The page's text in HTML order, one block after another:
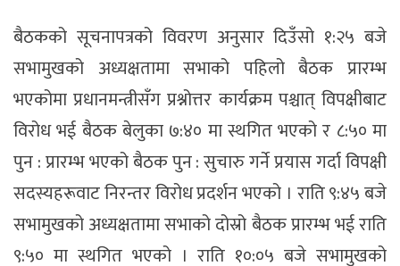
बैठकको सूचनापत्रको विवरण अनुसार दिउँसो १:२५ बजे
सभामुखको अध्यक्षतामा सभाको पहिलो बैठक प्रारम्भ
भएकोमा प्रधानमन्त्रीसँग प्रश्नोत्तर कार्यक्रम पश्चात् विपक्षीबाट
विरोध भई बैठक बेलुका ७:४० मा स्थगित भएको र ८:५० मा
पुन : प्रारम्भ भएको बैठक पुन : सुचारु गर्ने प्रयास गर्दा विपक्षी
सदस्यहरूवाट निरन्तर विरोध प्रदर्शन भएको । राति ९:४५ बजे
सभामुखको अध्यक्षतामा सभाको दोस्रो बैठक प्रारम्भ भई राति
९:५० मा स्थगित भएको । राति १०:०५ बजे सभामुखको